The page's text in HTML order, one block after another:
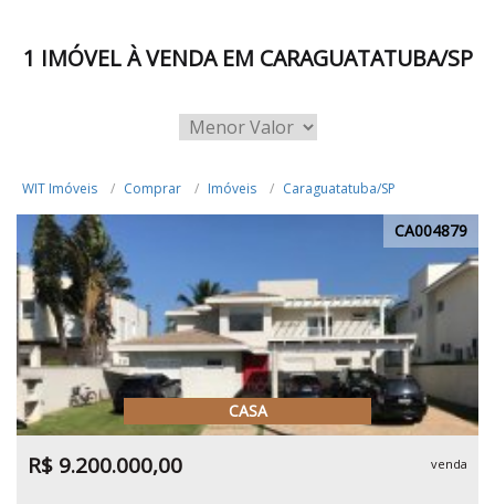
1 IMÓVEL À VENDA EM CARAGUATATUBA/SP
WIT Imóveis Comprar Imóveis Caraguatatuba/SP
CA004879
CASA
R$ 9.200.000,00 venda